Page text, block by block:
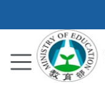
到
要